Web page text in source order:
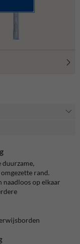
rand.
op elkaar